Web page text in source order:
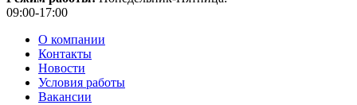
09:00-17:00
О компании
Контакты
Новости
Условия работы
Вакансии